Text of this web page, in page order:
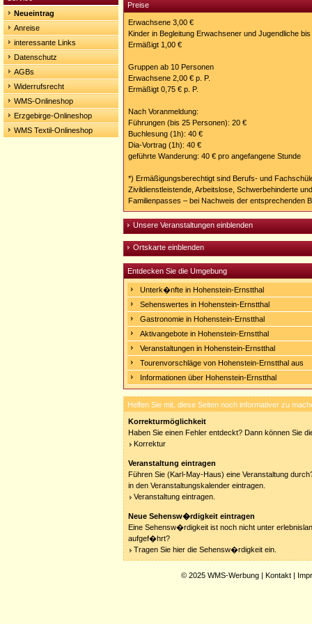
Neueintrag
Anreise
interessante Links
Datenschutz
AGBs
Widerrufsrecht
WMS-Onlineshop
Erzgebirge-Onlineshop
WMS Textil-Onlineshop
Preise
Erwachsene 3,00 €
Kinder in Begleitung Erwachsener und Jugendliche
Ermäßigt 1,00 €
Gruppen ab 10 Personen
Erwachsene 2,00 € p. P.
Ermäßigt 0,75 € p. P.
Nach Voranmeldung:
Führungen (bis 25 Personen): 20 €
Buchlesung (1h): 40 €
Dia-Vortrag (1h): 40 €
geführte Wanderung: 40 € pro angefangene Stunde
*) Ermäßigungsberechtigt sind Berufs- und
Zivildienstleistende, Arbeitslose, Schwerbehinderte
Familienpasses – bei Nachweis der entsprechenden
Unsere Veranstaltungen einblenden
Ortskarte einblenden
Entdecken Sie die Umgebung
Unterk�nfte in Hohenstein-Ernstthal
Sehenswertes in Hohenstein-Ernstthal
Gastronomie in Hohenstein-Ernstthal
Aktivangebote in Hohenstein-Ernstthal
Veranstaltungen in Hohenstein-Ernstthal
Tourenvorschläge von Hohenstein-Ernstthal aus
Informationen über Hohenstein-Ernstthal
Helfen Sie mit, diese Seiten noch informativer zu
Korrekturmöglichkeit
Haben Sie einen Fehler entdeckt? Dann können Sie
Korrektur
Veranstaltung eintragen
Führen Sie (Karl-May-Haus) eine Veranstaltung
in den Veranstaltungskalender eintragen.
Veranstaltung eintragen.
Neue Sehensw�rdigkeit eintragen
Eine Sehensw�rdigkeit ist noch nicht unter
aufgef�hrt?
Tragen Sie hier die Sehensw�rdigkeit ein.
© 2025 WMS-Werbung | Kontakt |